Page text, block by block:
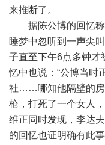
来推断了。
据陈公博的回忆称
睡梦中忽听到一声尖
子直至下午6点多钟才
忆中也说：“公博当时
社……哪知他隔壁的房
枪，打死了一个女人
维正同时发现，李达
的回忆也证明确有此